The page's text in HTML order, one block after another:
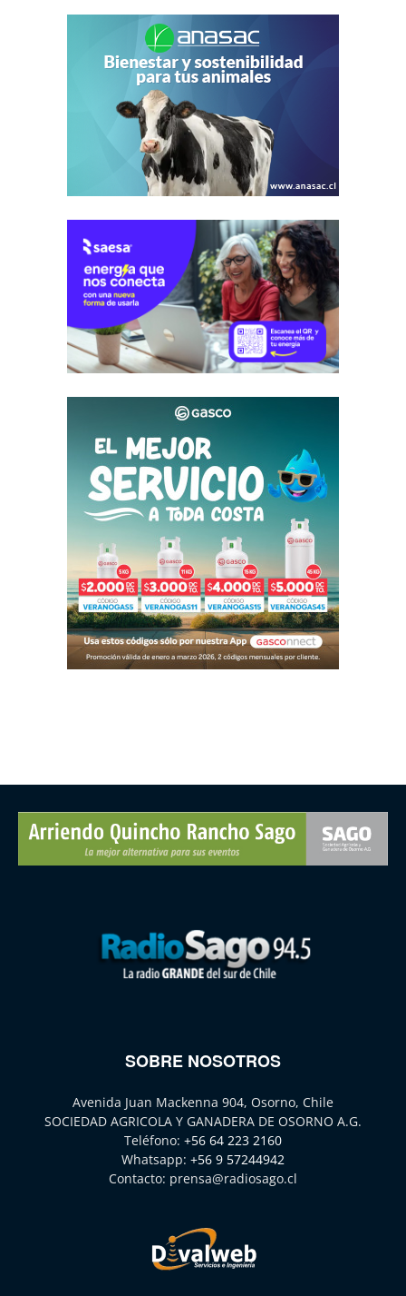
SOBRE NOSOTROS
Avenida Juan Mackenna 904, Osorno, Chile
SOCIEDAD AGRICOLA Y GANADERA DE OSORNO A.G.
Teléfono: +56 64 223 2160
Whatsapp: +56 9 57244942
Contacto: prensa@radiosago.cl